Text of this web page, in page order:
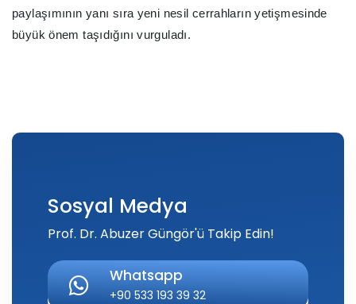
paylaşımının yanı sıra yeni nesil cerrahların yetişmesinde
büyük önem taşıdığını vurguladı.
Sosyal Medya
Prof. Dr. Abuzer Güngör'ü Takip Edin!
Whatsapp
+90 533 193 39 32